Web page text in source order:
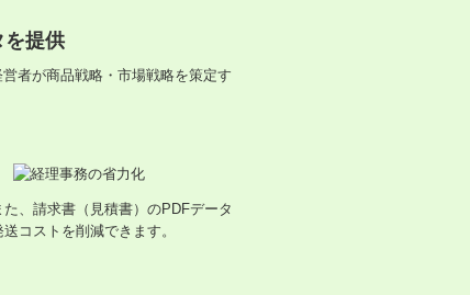
を提供
者が商品戦略・市場戦略を策定す
、請求書（見積書）のPDFデータ
コストを削減できます。